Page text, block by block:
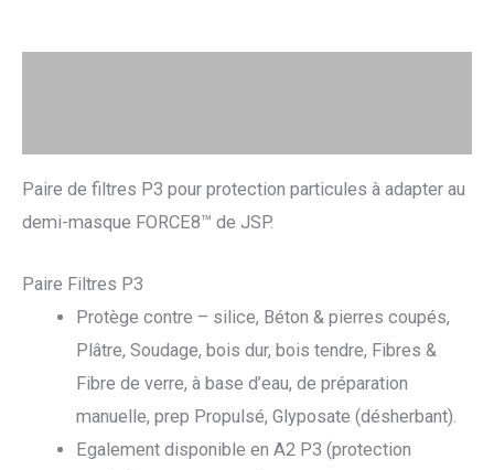
Paire de filtres P3 pour protection particules à adapter au
demi-masque FORCE8™ de JSP.
Paire Filtres P3
Protège contre – silice, Béton & pierres coupés,
Plâtre, Soudage, bois dur, bois tendre, Fibres &
Fibre de verre, à base d’eau, de préparation
manuelle, prep Propulsé, Glyposate (désherbant).
Egalement disponible en A2 P3 (protection